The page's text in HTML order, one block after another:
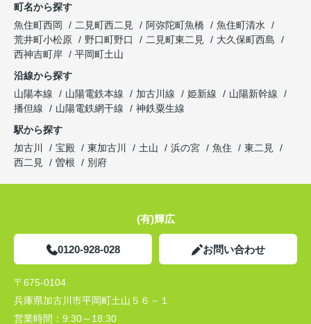
町名から探す
魚住町西岡
二見町西二見 阿弥陀町魚橋
魚住町清水
荒井町小松原
野口町野口 二見町東二見
大久保町西島
西神吉町岸
平岡町土山
沿線から探す
山陽本線
山陽電鉄本線 加古川線 姫新線
山陽新幹線
播但線
山陽電鉄網干線
神鉄粟生線
駅から探す
加古川
宝殿 東加古川 土山 浜の宮 魚住
東二見
西二見
曽根 別府
(有)輝広
0120-928-028 お問い合わせ
〒675-0104
兵庫県加古川市平岡町土山５６－１
営業時間： 9:30～18:30